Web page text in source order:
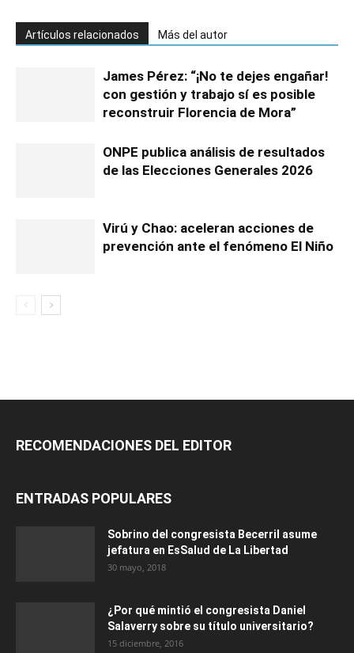
Artículos relacionados Más del autor
James Pérez: “¡No te dejes engañar!
con gestión y trabajo sí es posible
reconstruir Florencia de Mora”
ONPE publica análisis de resultados
de las Elecciones Generales 2026
Virú y Chao: aceleran acciones de
prevención ante el fenómeno El Niño
RECOMENDACIONES DEL EDITOR
ENTRADAS POPULARES
Sobrino del congresista Becerril asume
jefatura en EsSalud de La Libertad
30 mayo, 2018
¿Por qué mintió el congresista Daniel
Salaverry sobre su título universitario?
15 diciembre, 2016